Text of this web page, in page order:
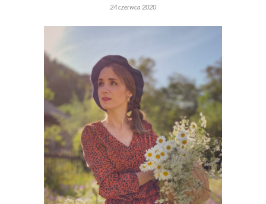
24 czerwca 2020